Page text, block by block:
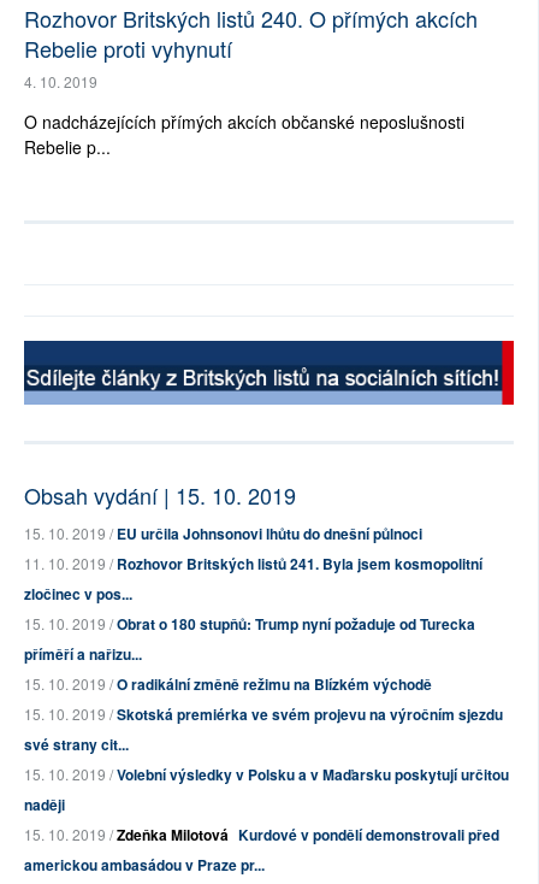
Rozhovor Britských listů 240. O přímých akcích
Rebelie proti vyhynutí
4. 10. 2019
O nadcházejících přímých akcích občanské neposlušnosti
Rebelie p...
Obsah vydání | 15. 10. 2019
15. 10. 2019 /EU určila Johnsonovi lhůtu do dnešní půlnoci
11. 10. 2019 /Rozhovor Britských listů 241. Byla jsem kosmopolitní
zločinec v pos...
15. 10. 2019 /Obrat o 180 stupňů: Trump nyní požaduje od Turecka
příměří a nařizu...
15. 10. 2019 /O radikální změně režimu na Blízkém východě
15. 10. 2019 /Skotská premiérka ve svém projevu na výročním sjezdu
své strany cit...
15. 10. 2019 /Volební výsledky v Polsku a v Maďarsku poskytují určitou
naději
15. 10. 2019 /Zdeňka Milotová Kurdové v pondělí demonstrovali před
americkou ambasádou v Praze pr...